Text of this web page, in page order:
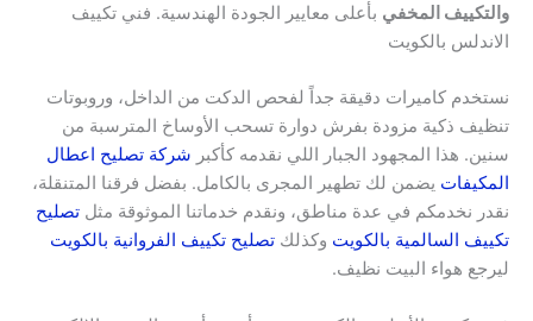
والتكييف المخفي بأعلى معايير الجودة الهندسية. فني تكييف
الاندلس بالكويت
نستخدم كاميرات دقيقة جداً لفحص الدكت من الداخل، وروبوتات
تنظيف ذكية مزودة بفرش دوارة تسحب الأوساخ المترسبة من
سنين. هذا المجهود الجبار اللي نقدمه كأكبر شركة تصليح اعطال
المكيفات يضمن لك تطهير المجرى بالكامل. بفضل فرقنا المتنقلة،
نقدر نخدمكم في عدة مناطق، ونقدم خدماتنا الموثوقة مثل تصليح
تكييف السالمية بالكويت وكذلك تصليح تكييف الفروانية بالكويت
ليرجع هواء البيت نظيف.